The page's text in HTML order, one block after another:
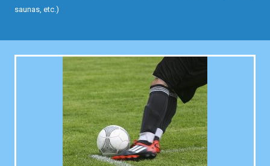
saunas, etc.)